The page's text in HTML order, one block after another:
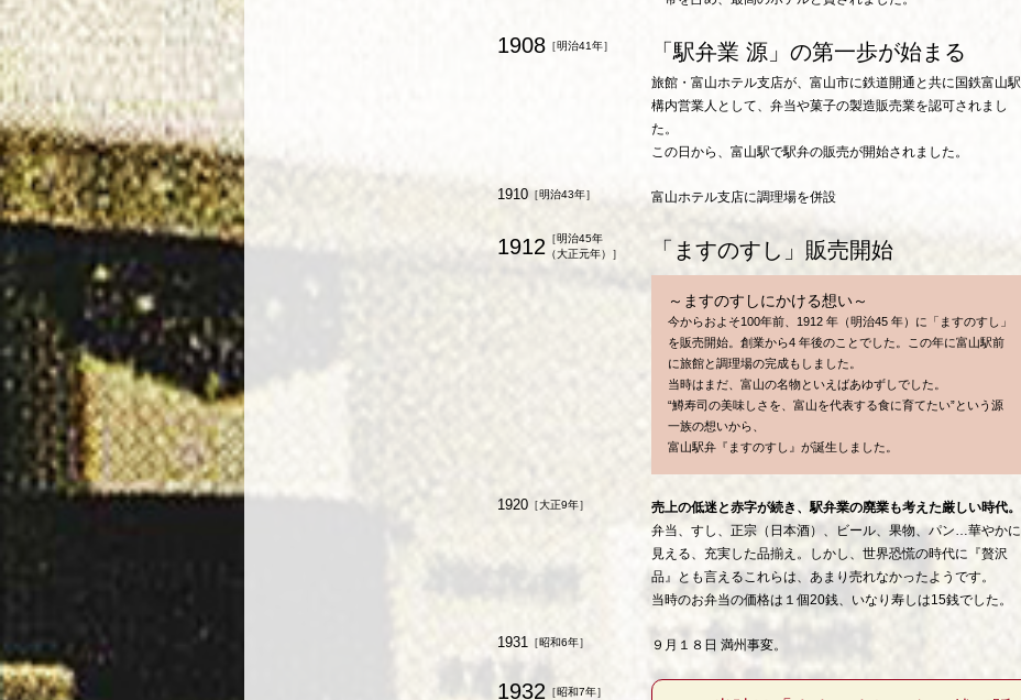
1908 ［明治41年］ 「駅弁業 源」の第一歩が始まる
旅館・富山ホテル支店が、富山市に鉄道開通と共に国鉄富山駅
構内営業人として、弁当や菓子の製造販売業を認可されまし
た。
この日から、富山駅で駅弁の販売が開始されました。
1910 ［明治43年］ 富山ホテル支店に調理場を併設
1912 ［明治45年
（大正元年）］
「ますのすし」販売開始
～ますのすしにかける想い～
今からおよそ100年前、1912 年（明治45 年）に「ますのすし」
を販売開始。創業から4 年後のことでした。この年に富山駅前
に旅館と調理場の完成もしました。
当時はまだ、富山の名物といえばあゆずしでした。
“鱒寿司の美味しさを、富山を代表する食に育てたい”という源
一族の想いから、
富山駅弁『ますのすし』が誕生しました。
1920 ［大正9年］
売上の低迷と赤字が続き、駅弁業の廃業も考えた厳しい時代。
弁当、すし、正宗（日本酒）、ビール、果物、パン…華やかに
見える、充実した品揃え。しかし、世界恐慌の時代に『贅沢
品』とも言えるこれらは、あまり売れなかったようです。
当時のお弁当の価格は１個20銭、いなり寿しは15銭でした。
1931 ［昭和6年］ ９月１８日 満州事変。
1932 ［昭和7年］